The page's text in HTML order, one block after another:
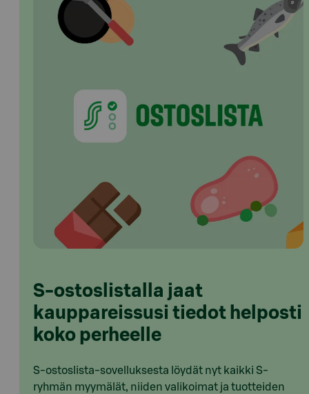
S-ostoslistalla jaat
kauppareissusi tiedot helposti
koko perheelle
S-ostoslista-sovelluksesta löydät nyt kaikki S-
ryhmän myymälät, niiden valikoimat ja tuotteiden